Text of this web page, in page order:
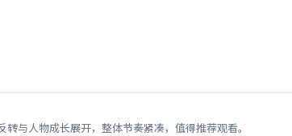
与人物成长展开，整体节奏紧凑，值得推荐观看。